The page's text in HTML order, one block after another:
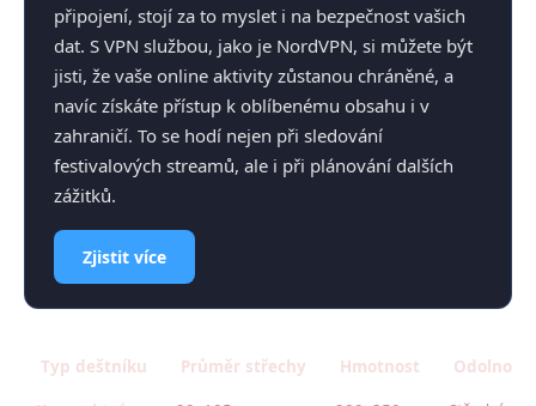
připojení, stojí za to myslet i na bezpečnost vašich
dat. S VPN službou, jako je NordVPN, si můžete být
jisti, že vaše online aktivity zůstanou chráněné, a
navíc získáte přístup k oblíbenému obsahu i v
zahraničí. To se hodí nejen při sledování
festivalových streamů, ale i při plánování dalších
zážitků.
Zjistit více
Typ deštníku Průměr střechy Hmotnost Odolnost